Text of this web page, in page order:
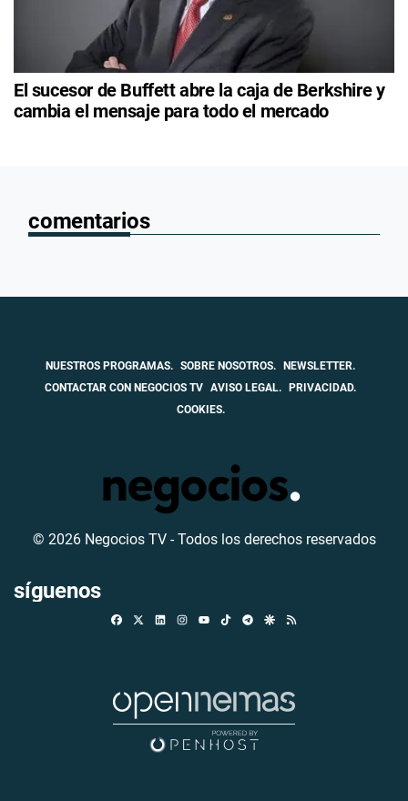
El sucesor de Buffett abre la caja de Berkshire y
cambia el mensaje para todo el mercado
comentarios
NUESTROS PROGRAMAS. SOBRE NOSOTROS.
NEWSLETTER.
CONTACTAR CON NEGOCIOS TV AVISO LEGAL.
PRIVACIDAD.
COOKIES.
© 2026 Negocios TV - Todos los derechos reservados
síguenos
FacebookLinkedinInstagramTikTokTelegramGoogle Discover